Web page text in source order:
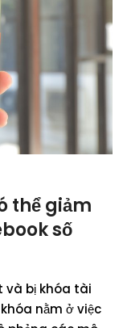
thể giảm
số
và bị khóa tài
nằm ở việc